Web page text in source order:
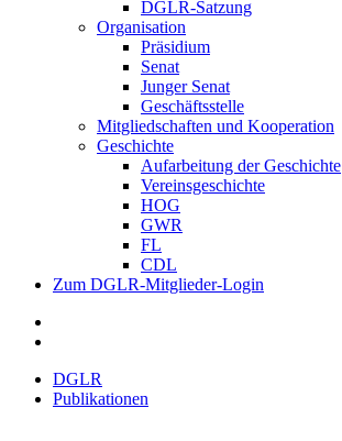
DGLR-Satzung
Organisation
Präsidium
Senat
Junger Senat
Geschäftsstelle
Mitgliedschaften und Kooperation
Geschichte
Aufarbeitung der Geschichte
Vereinsgeschichte
HOG
GWR
FL
CDL
Zum DGLR-Mitglieder-Login
DGLR
Publikationen